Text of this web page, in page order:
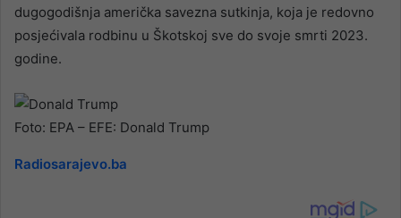
dugogodišnja američka savezna sutkinja, koja je redovno
posjećivala rodbinu u Škotskoj sve do svoje smrti 2023.
godine.
Foto: EPA – EFE: Donald Trump
Radiosarajevo.ba